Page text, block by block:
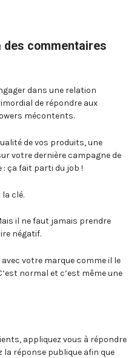
des commentaires
dans une relation
de répondre aux
mécontents.
de vos produits, une
votre dernière campagne de
ça fait parti du job !
la clé.
il ne faut jamais prendre
négatif.
votre marque comme il le
normal et c’est même une
appliquez vous à répondre
la réponse publique afin que